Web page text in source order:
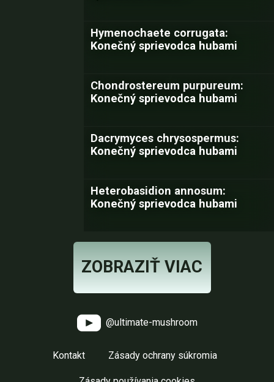
Hymenochaete corrugata:
Konečný sprievodca hubami
Chondrostereum purpureum:
Konečný sprievodca hubami
Dacrymyces chrysospermus:
Konečný sprievodca hubami
Heterobasidion annosum:
Konečný sprievodca hubami
ZOBRAZIŤ VIAC
@ultimate-mushroom
Kontakt Zásady ochrany súkromia